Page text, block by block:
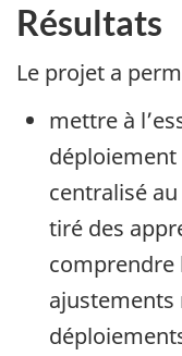
Résultats
Le projet a
mettre à
centralisé
tiré des
comprendre
ajustements